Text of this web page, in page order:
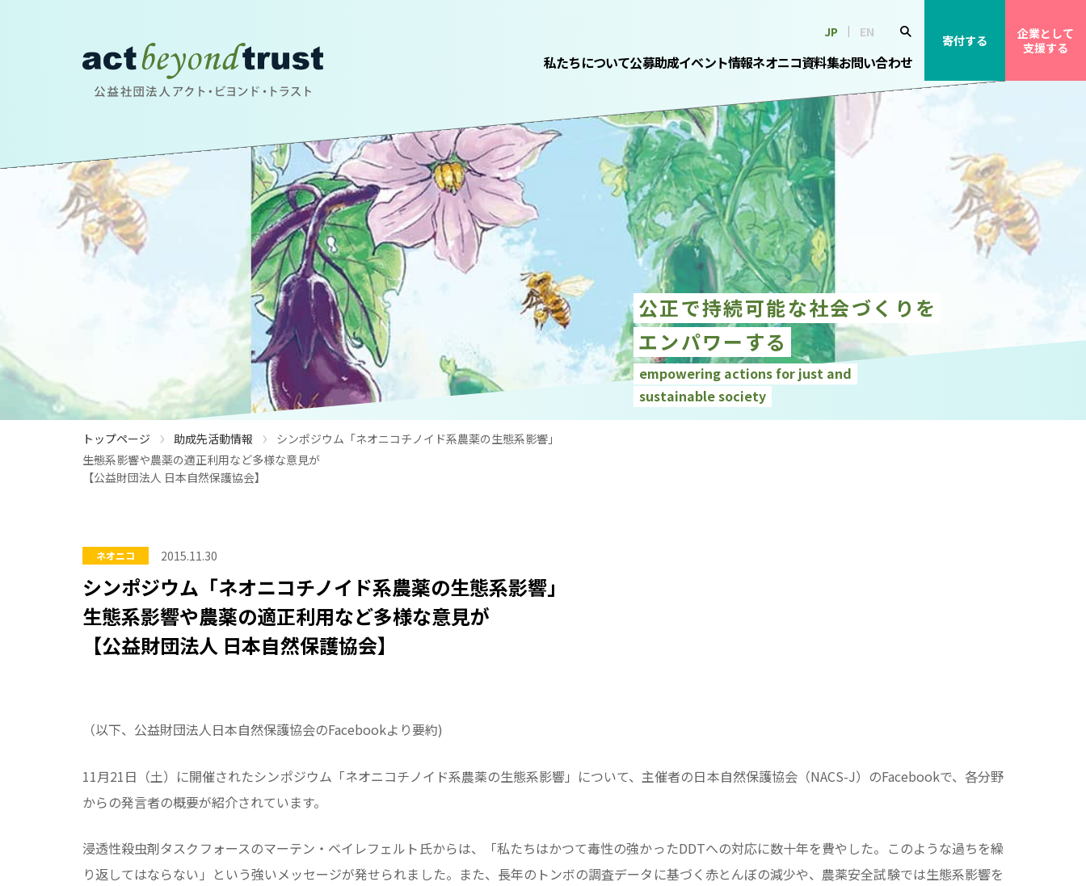
公益社団法人アクト・ビヨンド・トラスト
私たちについて公募助成イベント情報ネオニコ資料集お問い合わせ
JP EN
寄付する
企業として
支援する
公正で持続可能な社会づくりを
エンパワーする
empowering actions for just and
sustainable society
トップページ › 助成先活動情報 ›
シンポジウム「ネオニコチノイド系農薬の生態系影響」
​――​生態系影響や農薬の適正利用など多様な意見が
【公益財団法人 日本自然保護協会】
ネオニコ 2015.11.30
シンポジウム「ネオニコチノイド系農薬の生態系影響」
​――​生態系影響や農薬の適正利用など多様な意見が
【公益財団法人 日本自然保護協会】
（以下、​公益財団法人​日本自然保護協会のFacebookより要約)
11月21日（土）​に​開催されたシンポジウム「ネオニコチノイド系農薬の生態系影響」について、主催者の日本自然保護協会（NACS-J）のFacebookで、各分野
からの発言者の概要が紹介されています。
浸透性殺虫剤タスクフォースのマーテン・ベイレフェルト氏からは、「私たちはかつて毒性の強かったDDTへの対応に数十年を費やした。このような過ちを繰
り返してはならない」という強いメッセージが​発せられました。また、長年のトンボの調査データに基づく赤とんぼの減少や、農薬安全試験では生態系影響を